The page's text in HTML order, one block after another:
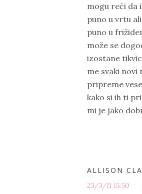
mogu reći da
puno u vrtu
puno u
može se
izostane
me svaki novi
pripreme
kako si ih ti
mi je jako
ALLISON
23/3/11 15:50